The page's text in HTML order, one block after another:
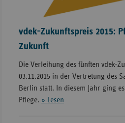
vdek-Zukunftspreis 2015:
Zukunft
Die Verleihung des fünften vdek-
03.11.2015 in der Vertretung des
Berlin statt. In diesem Jahr ging
Pflege. » Lesen